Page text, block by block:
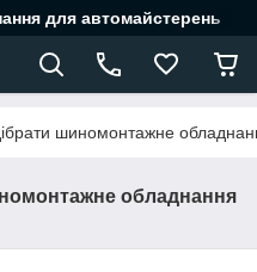
для автомайстерень
шиномонтажне
обладнання